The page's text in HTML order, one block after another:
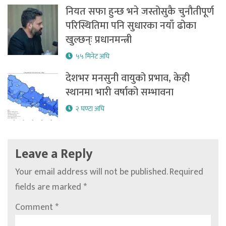
नियत सफा हुन्छ भने जस्तोसुकै चुनौतीपूर्ण
परिस्थितिमा पनि सुधारका नयाँ ढोका
खुल्छन्ः प्रधानमन्त्री
५५ मिनेट अघि
देशभर मनसुनी वायुको प्रभाव, केही
स्थानमा भारी वर्षाको सम्भावना
२ घण्टा अघि
Leave a Reply
Your email address will not be published.Required
fields are marked*
Comment*